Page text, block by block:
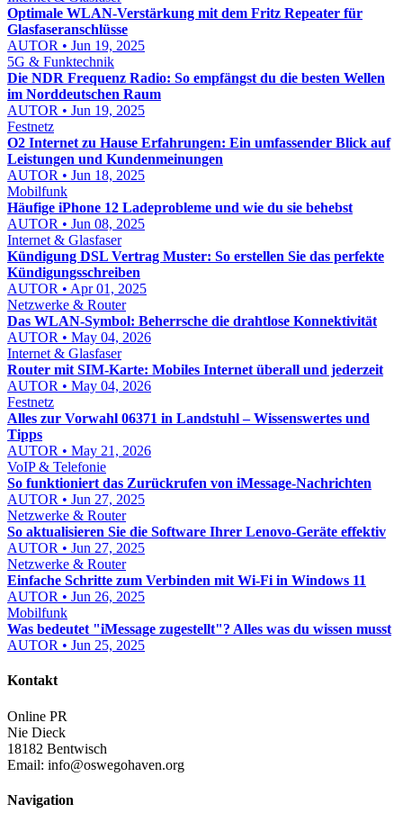
Optimale WLAN-Verstärkung mit dem Fritz Repeater für
Glasfaseranschlüsse
AUTOR • Jun 19, 2025
5G & Funktechnik
Die NDR Frequenz Radio: So empfängst du die besten Wellen
im Norddeutschen Raum
AUTOR • Jun 19, 2025
Festnetz
O2 Internet zu Hause Erfahrungen: Ein umfassender Blick auf
Leistungen und Kundenmeinungen
AUTOR • Jun 18, 2025
Mobilfunk
Häufige iPhone 12 Ladeprobleme und wie du sie behebst
AUTOR • Jun 08, 2025
Internet & Glasfaser
Kündigung DSL Vertrag Muster: So erstellen Sie das perfekte
Kündigungsschreiben
AUTOR • Apr 01, 2025
Netzwerke & Router
Das WLAN-Symbol: Beherrsche die drahtlose Konnektivität
AUTOR • May 04, 2026
Internet & Glasfaser
Router mit SIM-Karte: Mobiles Internet überall und jederzeit
AUTOR • May 04, 2026
Festnetz
Alles zur Vorwahl 06371 in Landstuhl – Wissenswertes und
Tipps
AUTOR • May 21, 2026
VoIP & Telefonie
So funktioniert das Zurückrufen von iMessage-Nachrichten
AUTOR • Jun 27, 2025
Netzwerke & Router
So aktualisieren Sie die Software Ihrer Lenovo-Geräte effektiv
AUTOR • Jun 27, 2025
Netzwerke & Router
Einfache Schritte zum Verbinden mit Wi-Fi in Windows 11
AUTOR • Jun 26, 2025
Mobilfunk
Was bedeutet "iMessage zugestellt"? Alles was du wissen musst
AUTOR • Jun 25, 2025
Kontakt
Online PR
Nie Dieck
18182 Bentwisch
Email: info@oswegohaven.org
Navigation